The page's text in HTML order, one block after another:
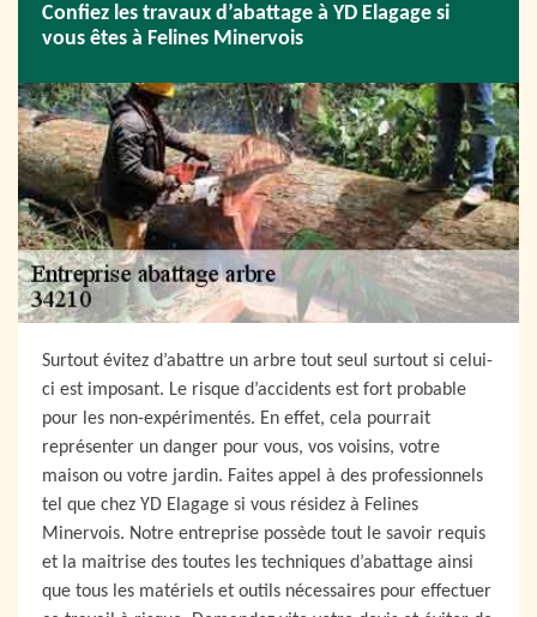
Confiez les travaux d’abattage à YD Elagage si
vous êtes à Felines Minervois
Surtout évitez d’abattre un arbre tout seul surtout si celui-
ci est imposant. Le risque d’accidents est fort probable
pour les non-expérimentés. En effet, cela pourrait
représenter un danger pour vous, vos voisins, votre
maison ou votre jardin. Faites appel à des professionnels
tel que chez YD Elagage si vous résidez à Felines
Minervois. Notre entreprise possède tout le savoir requis
et la maitrise des toutes les techniques d’abattage ainsi
que tous les matériels et outils nécessaires pour effectuer